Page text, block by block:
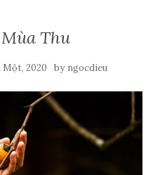
Thu
Một, 2020 by ngocdieu